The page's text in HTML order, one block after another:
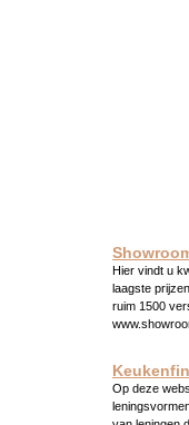
Hier vindt u
laagste
ruim 1500
Op deze